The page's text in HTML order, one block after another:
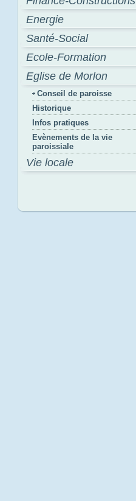
Energie
Santé-Social
Ecole-Formation
Eglise de Morlon
Conseil de paroisse
Historique
Infos pratiques
Evènements de la vie
paroissiale
Vie locale